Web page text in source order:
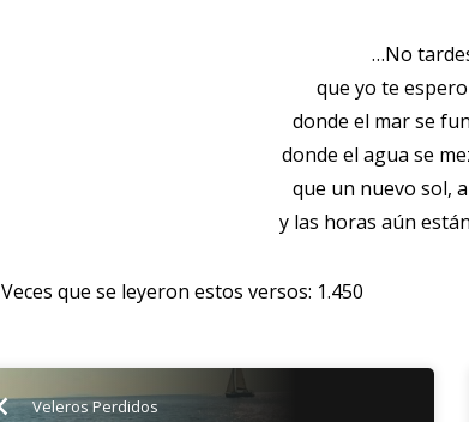
…No
que yo te
donde el mar se
donde el agua se
que un nuevo sol,
y las horas aún
Veces que se leyeron estos versos: 1.450
Veleros Perdidos